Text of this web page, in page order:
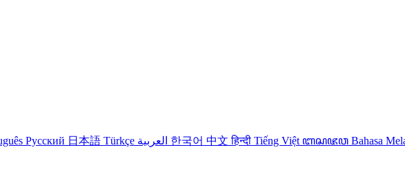
Русский 日本語 Türkçe 한국어 中文हिन्दी Tiếng Việt ꦧꦱꦗꦮ Bahasa